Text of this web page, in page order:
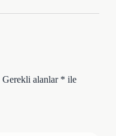
Gerekli alanlar * ile